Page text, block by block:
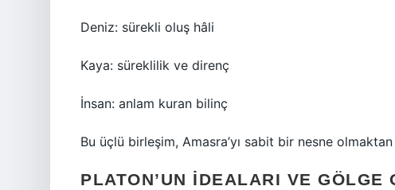
Deniz: sürekli oluş hâli
Kaya: süreklilik ve direnç
İnsan: anlam kuran bilinç
Bu üçlü birleşim, Amasra’yı sabit bir nesne olmaktan
PLATON’UN İDEALARI VE GÖLGE